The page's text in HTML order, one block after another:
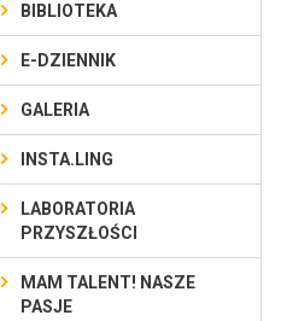
BIBLIOTEKA
E-DZIENNIK
GALERIA
INSTA.LING
LABORATORIA
PRZYSZŁOŚCI
MAM TALENT! NASZE
PASJE